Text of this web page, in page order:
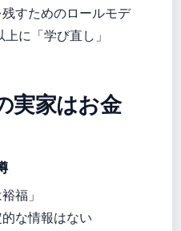
すためのロールモデ
に「学び直し」
実家はお金
福」
な情報はない